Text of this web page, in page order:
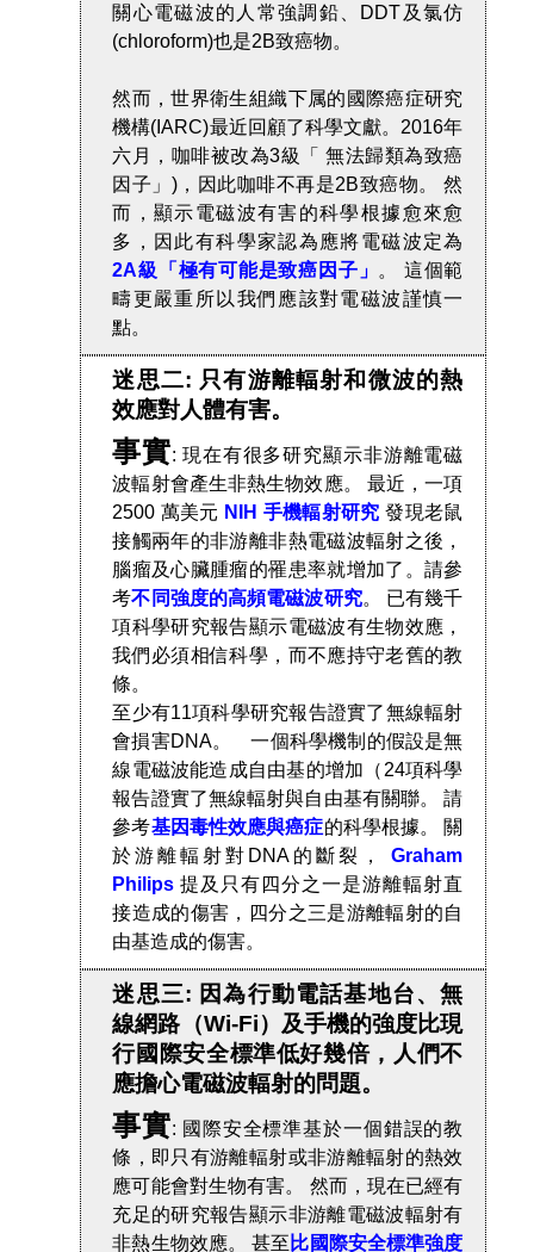
關心電磁波的人常強調鉛、DDT及氯仿
(chloroform)也是2B致癌物。
然而，世界衛生組織下属的國際癌症研究
機構(IARC)最近回顧了科學文獻。2016年
六月，咖啡被改為3級「 無法歸類為致癌
因子」)，因此咖啡不再是2B致癌物。 然
而，顯示電磁波有害的科學根據愈來愈
多，因此有科學家認為應將電磁波定為
2A級「極有可能是致癌因子」 。 這個範
疇更嚴重所以我們應該對電磁波謹慎一
點。
迷思二: 只有游離輻射和微波的熱
效應對人體有害。
事實: 現在有很多研究顯示非游離電磁
波輻射會產生非熱生物效應。 最近，一項
2500 萬美元 NIH 手機輻射研究 發現老鼠
接觸兩年的非游離非熱電磁波輻射之後，
腦瘤及心臟腫瘤的罹患率就增加了。請參
考不同強度的高頻電磁波研究。 已有幾千
項科學研究報告顯示電磁波有生物效應，
我們必須相信科學，而不應持守老舊的教
條。
至少有11項科學研究報告證實了無線輻射
會損害DNA。 一個科學機制的假設是無
線電磁波能造成自由基的增加（24項科學
報告證實了無線輻射與自由基有關聯。 請
參考基因毒性效應與癌症的科學根據。 關
於游離輻射對DNA的斷裂，Graham
Philips 提及只有四分之一是游離輻射直
接造成的傷害，四分之三是游離輻射的自
由基造成的傷害。
迷思三: 因為行動電話基地台、無
線網路（Wi-Fi）及手機的強度比現
行國際安全標準低好幾倍，人們不
應擔心電磁波輻射的問題。
事實: 國際安全標準基於一個錯誤的教
條，即只有游離輻射或非游離輻射的熱效
應可能會對生物有害。 然而，現在已經有
充足的研究報告顯示非游離電磁波輻射有
非熱生物效應。 甚至 比國際安全標準強度